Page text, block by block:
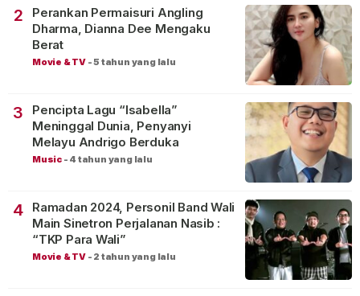
2
Perankan Permaisuri Angling
Dharma, Dianna Dee Mengaku
Berat
Movie & TV -5 tahun yang lalu
3
Pencipta Lagu “Isabella”
Meninggal Dunia, Penyanyi
Melayu Andrigo Berduka
Music - 4 tahun yang lalu
4
Ramadan 2024, Personil Band Wali
Main Sinetron Perjalanan Nasib :
“TKP Para Wali”
Movie & TV - 2 tahun yang lalu